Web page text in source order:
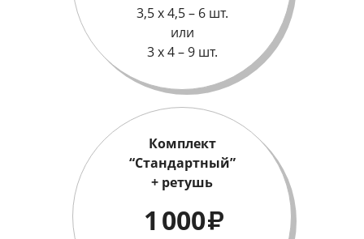
3,5 х 4,5 – 6 шт.
или
3 х 4 – 9 шт.
Комплект
“Стандартный”
+ ретушь
1 000₽